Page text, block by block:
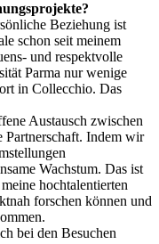
Beziehung ist
schon seit meinem
und respektvolle
Parma nur wenige
in Collecchio. Das
Austausch zwischen
Indem wir
Wachstum. Das ist
hochtalentierten
forschen können und
bei den Besuchen